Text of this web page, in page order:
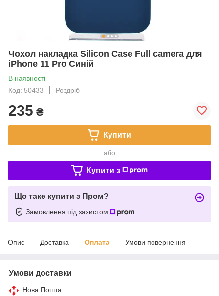
Чохол накладка Silicon Case Full camera для
iPhone 11 Pro Синій
В наявності
Код: 50433
Роздріб
235 ₴
Купити
або
Купити з
Що таке купити з Пром?
Замовлення під захистом
Опис Доставка Оплата Умови повернення
Умови доставки
Нова Пошта